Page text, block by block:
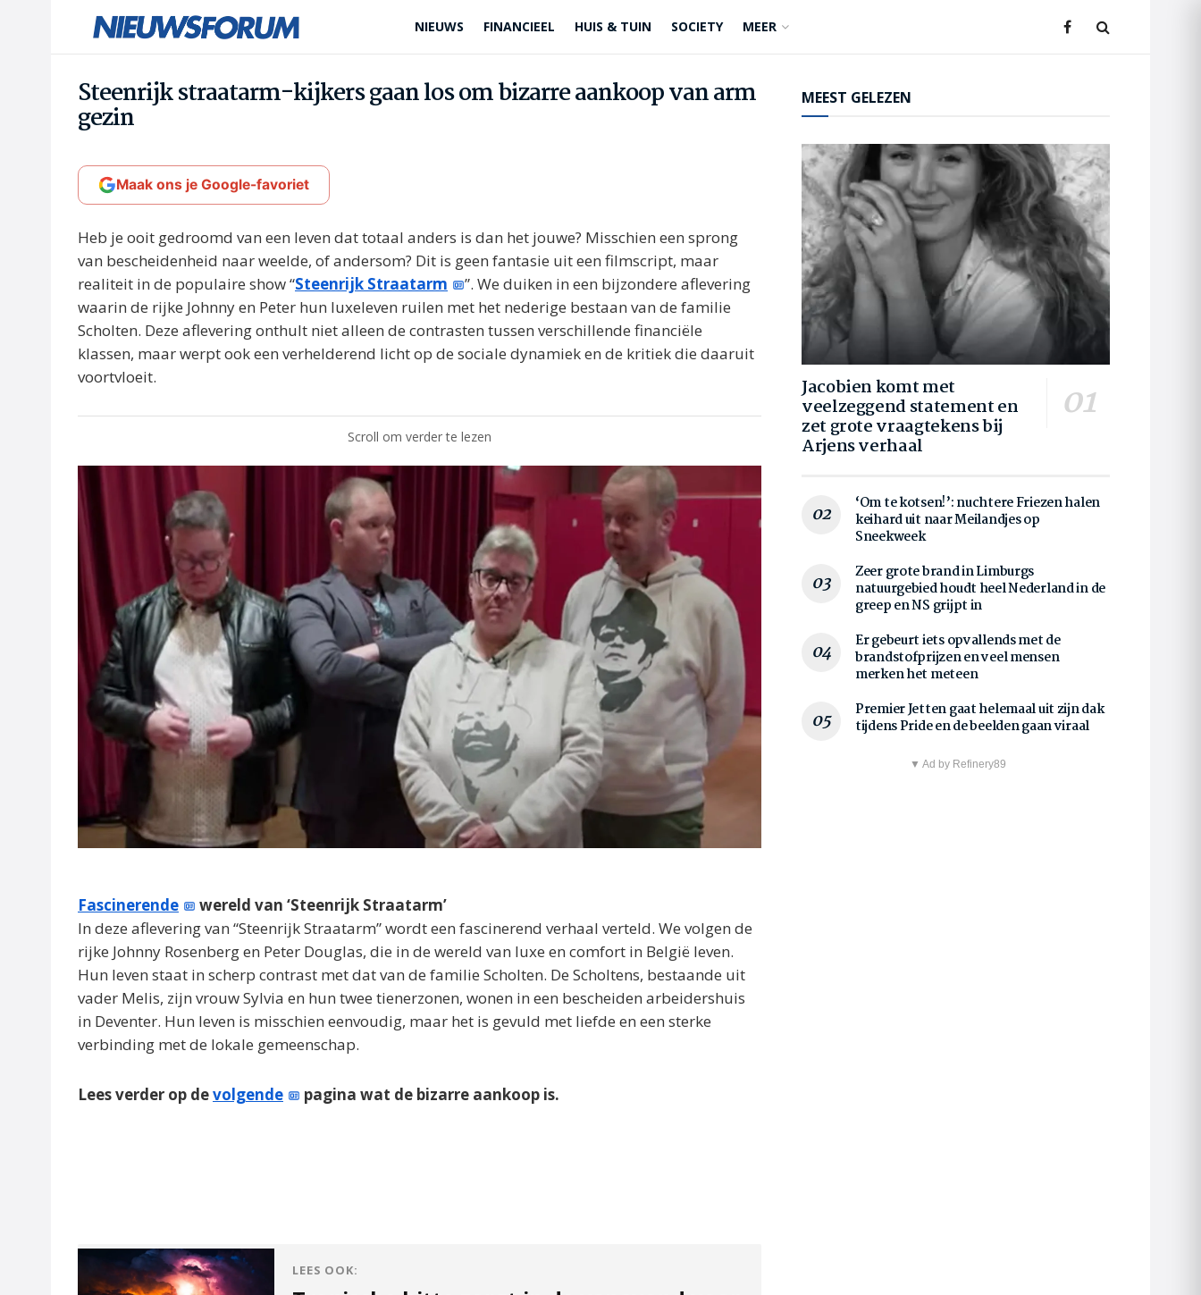
NIEUWS FINANCIEEL HUIS & TUIN SOCIETY MEER
Steenrijk straatarm-kijkers gaan los om bizarre aankoop van arm
gezin
Maak ons je Google-favoriet
Heb je ooit gedroomd van een leven dat totaal anders is dan het jouwe? Misschien een sprong
van bescheidenheid naar weelde, of andersom? Dit is geen fantasie uit een filmscript, maar
realiteit in de populaire show “Steenrijk Straatarm
”. We duiken in een bijzondere aflevering
waarin de rijke Johnny en Peter hun luxeleven ruilen met het nederige bestaan van de familie
Scholten. Deze aflevering onthult niet alleen de contrasten tussen verschillende financiële
klassen, maar werpt ook een verhelderend licht op de sociale dynamiek en de kritiek die daaruit
voortvloeit.
Scroll om verder te lezen
Fascinerende
wereld van ‘Steenrijk Straatarm’
In deze aflevering van “Steenrijk Straatarm” wordt een fascinerend verhaal verteld. We volgen de
rijke Johnny Rosenberg en Peter Douglas, die in de wereld van luxe en comfort in België leven.
Hun leven staat in scherp contrast met dat van de familie Scholten. De Scholtens, bestaande uit
vader Melis, zijn vrouw Sylvia en hun twee tienerzonen, wonen in een bescheiden arbeidershuis
in Deventer. Hun leven is misschien eenvoudig, maar het is gevuld met liefde en een sterke
verbinding met de lokale gemeenschap.
Lees verder op devolgende pagina wat de bizarre aankoop is.
LEES OOK:
MEEST GELEZEN
Jacobien komt met
veelzeggend statement en
zet grote vraagtekens bij
Arjens verhaal
‘Om te kotsen!’: nuchtere Friezen halen
keihard uit naar Meilandjes op
Sneekweek
Zeer grote brand in Limburgs
natuurgebied houdt heel Nederland in de
greep en NS grijpt in
Er gebeurt iets opvallends met de
brandstofprijzen en veel mensen
merken het meteen
Premier Jetten gaat helemaal uit zijn dak
tijdens Pride en de beelden gaan viraal
▼ Ad by Refinery89